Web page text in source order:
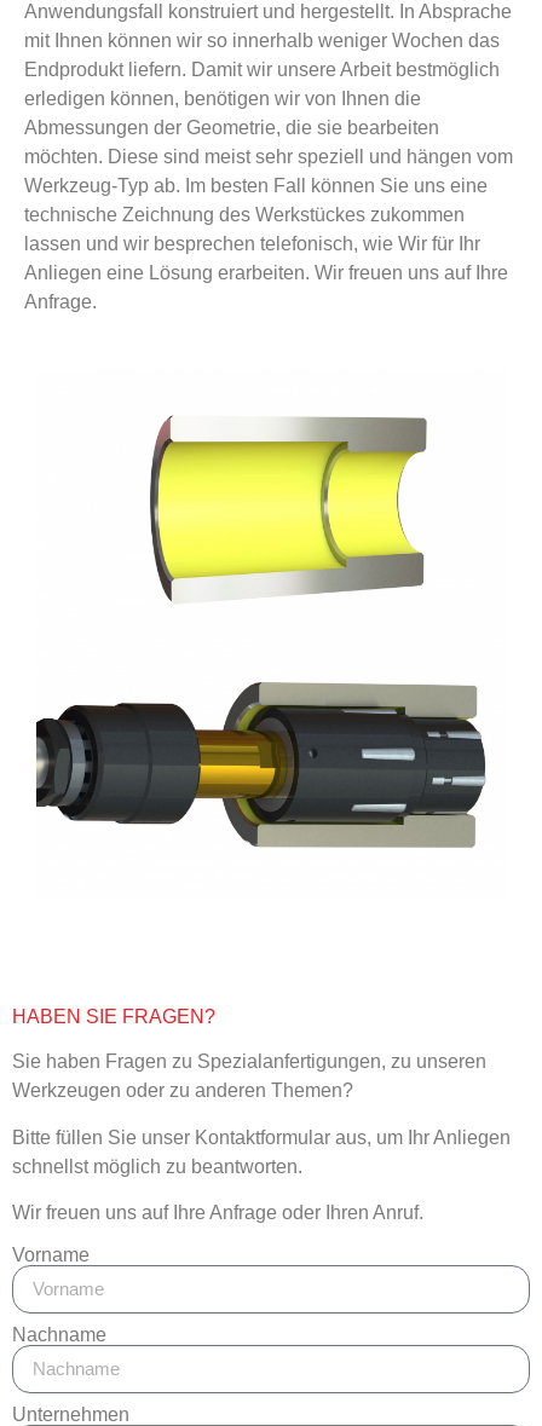
Anwendungsfall konstruiert und hergestellt. In Absprache
mit Ihnen können wir so innerhalb weniger Wochen das
Endprodukt liefern. Damit wir unsere Arbeit bestmöglich
erledigen können, benötigen wir von Ihnen die
Abmessungen der Geometrie, die sie bearbeiten
möchten. Diese sind meist sehr speziell und hängen vom
Werkzeug-Typ ab. Im besten Fall können Sie uns eine
technische Zeichnung des Werkstückes zukommen
lassen und wir besprechen telefonisch, wie Wir für Ihr
Anliegen eine Lösung erarbeiten. Wir freuen uns auf Ihre
Anfrage.
HABEN SIE FRAGEN?
Sie haben Fragen zu Spezialanfertigungen, zu unseren
Werkzeugen oder zu anderen Themen?
Bitte füllen Sie unser Kontaktformular aus, um Ihr Anliegen
schnellst möglich zu beantworten.
Wir freuen uns auf Ihre Anfrage oder Ihren Anruf.
Vorname
Nachname
Unternehmen